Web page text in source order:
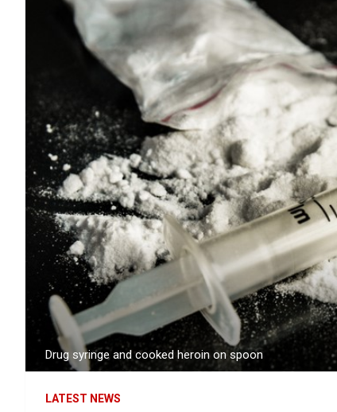
HP News.
Drug syringe and cooked heroin on spoon
LATEST NEWS